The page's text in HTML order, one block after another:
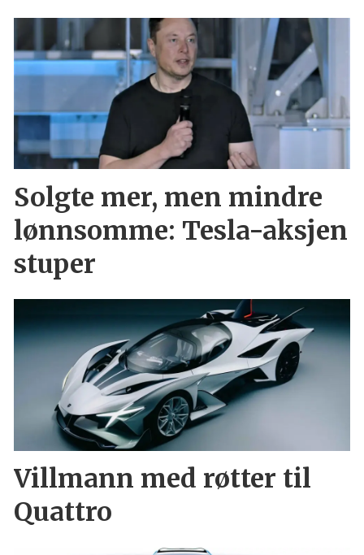
Solgte mer, men mindre
lønnsomme: Tesla-aksjen
stuper
Villmann med røtter til
Quattro